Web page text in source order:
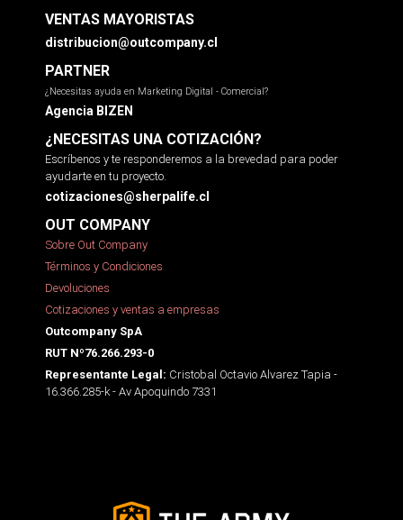
VENTAS MAYORISTAS
distribucion@outcompany.cl
PARTNER
¿Necesitas ayuda en Marketing Digital - Comercial?
Agencia BIZEN
¿NECESITAS UNA COTIZACIÓN?
Escríbenos y te responderemos a la brevedad para poder
ayudarte en tu proyecto.
cotizaciones@sherpalife.cl
OUT COMPANY
Sobre Out Company
Términos y Condiciones
Devoluciones
Cotizaciones y ventas a empresas
Outcompany SpA
RUT Nº76.266.293-0
Representante Legal: Cristobal Octavio Alvarez Tapia -
16.366.285-k - Av Apoquindo 7331